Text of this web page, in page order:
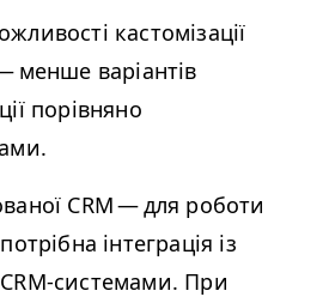
кастомізації
менше варіантів
порівняно
CRM— для роботи
інтеграція із
системами. При